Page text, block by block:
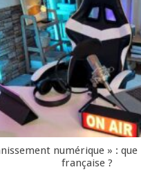
numérique » :
française ?